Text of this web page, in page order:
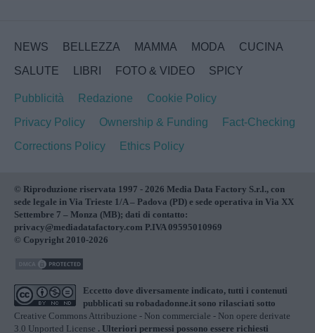
NEWS BELLEZZA MAMMA MODA
CUCINA
SALUTE
LIBRI FOTO & VIDEO SPICY
Pubblicità Redazione
Cookie Policy
Privacy Policy
Ownership & Funding
Fact-Checking
Corrections Policy
Ethics Policy
© Riproduzione riservata 1997 - 2026 Media Data Factory S.r.l., con
sede legale in Via Trieste 1/A – Padova (PD) e sede operativa in Via XX
Settembre 7 – Monza (MB); dati di contatto:
privacy@mediadatafactory.com P.IVA 09595010969
© Copyright 2010-2026
Eccetto dove diversamente indicato, tutti i contenuti
pubblicati su robadadonne.it sono rilasciati sotto
Creative Commons Attribuzione - Non commerciale - Non opere derivate
3.0 Unported License . Ulteriori permessi possono essere richiesti